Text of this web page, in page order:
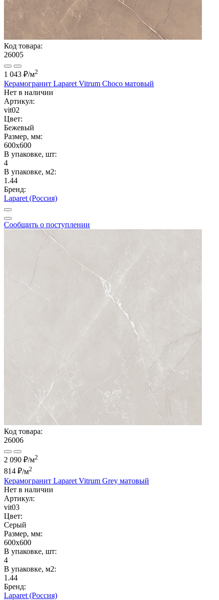
Код товара:
26005
1 043 ₽/м2
Керамогранит Laparet Vitrum Choco матовый
Нет в наличии
Артикул:
vit02
Цвет:
Бежевый
Размер, мм:
600x600
В упаковке, шт:
4
В упаковке, м2:
1.44
Бренд:
Laparet (Россия)
Сообщить о поступлении
Код товара:
26006
2 090 ₽/м2
814 ₽/м2
Керамогранит Laparet Vitrum Grey матовый
Нет в наличии
Артикул:
vit03
Цвет:
Серый
Размер, мм:
600x600
В упаковке, шт:
4
В упаковке, м2:
1.44
Бренд:
Laparet (Россия)